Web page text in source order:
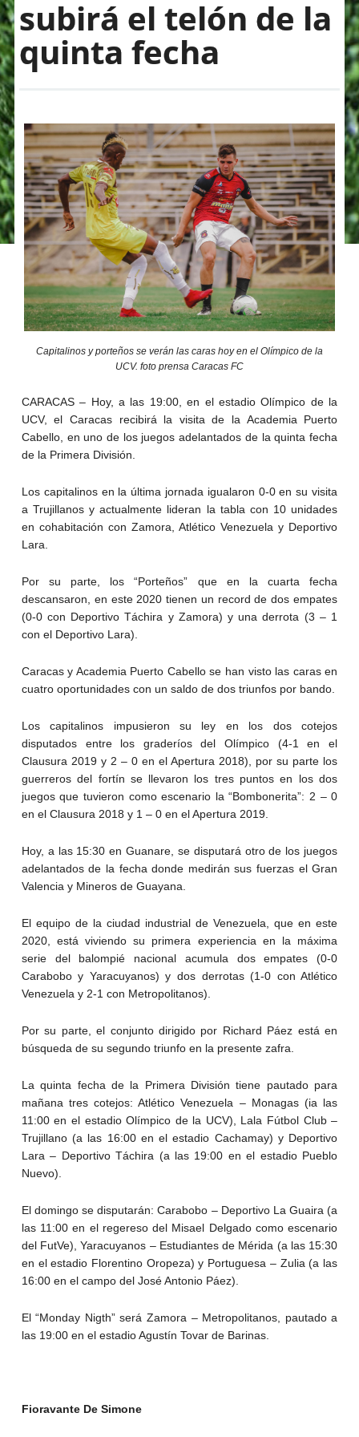
subirá el telón de la
quinta fecha
Capitalinos y porteños se verán las caras hoy en el Olímpico de la
UCV. foto prensa Caracas FC
CARACAS – Hoy, a las 19:00, en el estadio Olímpico de la
UCV, el Caracas recibirá la visita de la Academia Puerto
Cabello, en uno de los juegos adelantados de la quinta fecha
de la Primera División.
Los capitalinos en la última jornada igualaron 0-0 en su visita
a Trujillanos y actualmente lideran la tabla con 10 unidades
en cohabitación con Zamora, Atlético Venezuela y Deportivo
Lara.
Por su parte, los “Porteños” que en la cuarta fecha
descansaron, en este 2020 tienen un record de dos empates
(0-0 con Deportivo Táchira y Zamora) y una derrota (3 – 1
con el Deportivo Lara).
Caracas y Academia Puerto Cabello se han visto las caras en
cuatro oportunidades con un saldo de dos triunfos por bando.
Los capitalinos impusieron su ley en los dos cotejos
disputados entre los graderíos del Olímpico (4-1 en el
Clausura 2019 y 2 – 0 en el Apertura 2018), por su parte los
guerreros del fortín se llevaron los tres puntos en los dos
juegos que tuvieron como escenario la “Bombonerita”: 2 – 0
en el Clausura 2018 y 1 – 0 en el Apertura 2019.
Hoy, a las 15:30 en Guanare, se disputará otro de los juegos
adelantados de la fecha donde medirán sus fuerzas el Gran
Valencia y Mineros de Guayana.
El equipo de la ciudad industrial de Venezuela, que en este
2020, está viviendo su primera experiencia en la máxima
serie del balompié nacional acumula dos empates (0-0
Carabobo y Yaracuyanos) y dos derrotas (1-0 con Atlético
Venezuela y 2-1 con Metropolitanos).
Por su parte, el conjunto dirigido por Richard Páez está en
búsqueda de su segundo triunfo en la presente zafra.
La quinta fecha de la Primera División tiene pautado para
mañana tres cotejos: Atlético Venezuela – Monagas (ia las
11:00 en el estadio Olímpico de la UCV), Lala Fútbol Club –
Trujillano (a las 16:00 en el estadio Cachamay) y Deportivo
Lara – Deportivo Táchira (a las 19:00 en el estadio Pueblo
Nuevo).
El domingo se disputarán: Carabobo – Deportivo La Guaira (a
las 11:00 en el regereso del Misael Delgado como escenario
del FutVe), Yaracuyanos – Estudiantes de Mérida (a las 15:30
en el estadio Florentino Oropeza) y Portuguesa – Zulia (a las
16:00 en el campo del José Antonio Páez).
El “Monday Nigth” será Zamora – Metropolitanos, pautado a
las 19:00 en el estadio Agustín Tovar de Barinas.
Fioravante De Simone